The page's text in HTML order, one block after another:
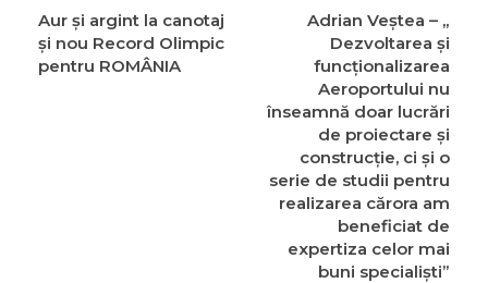
Aur și argint la canotaj
și nou Record Olimpic
pentru ROMÂNIA
Adrian Veștea – „
Dezvoltarea şi
funcţionalizarea
Aeroportului nu
înseamnă doar lucrări
de proiectare şi
construcţie, ci şi o
serie de studii pentru
realizarea cărora am
beneficiat de
expertiza celor mai
buni specialişti”